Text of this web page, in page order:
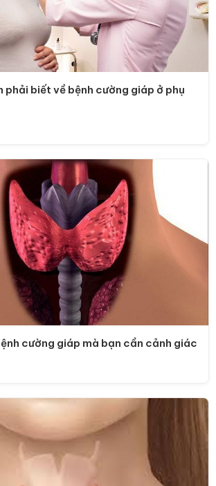
phải biết về bệnh cường giáp ở phụ
cường giáp mà bạn cần cảnh giác